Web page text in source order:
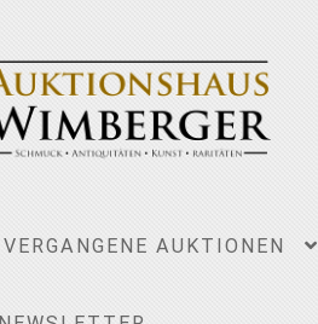
VERGANGENE AUKTIONEN